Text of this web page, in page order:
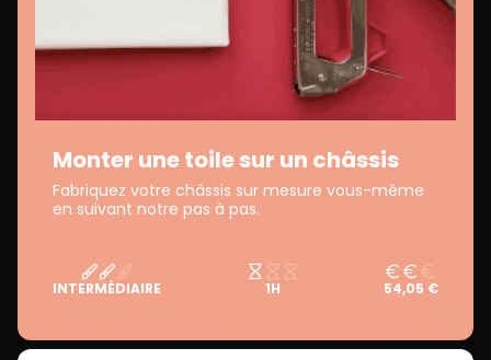
Monter une toile sur un châssis
Fabriquez votre châssis sur mesure vous-même
en suivant notre pas à pas.
INTERMÉDIAIRE 1H 54,05 €